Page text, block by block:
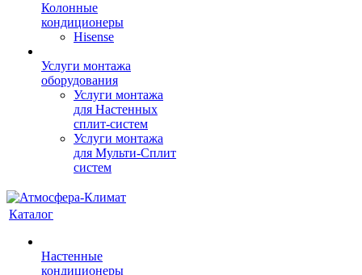
Колонные
кондиционеры
Hisense
Услуги монтажа
оборудования
Услуги монтажа
для Настенных
сплит-систем
Услуги монтажа
для Мульти-Сплит
систем
Каталог
Настенные
кондиционеры